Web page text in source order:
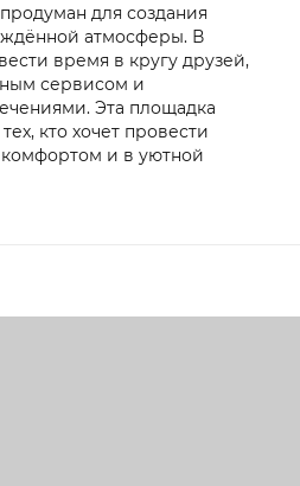
для создания
атмосферы. В
время в кругу друзей,
сервисом и
Эта площадка
кто хочет провести
и в уютной